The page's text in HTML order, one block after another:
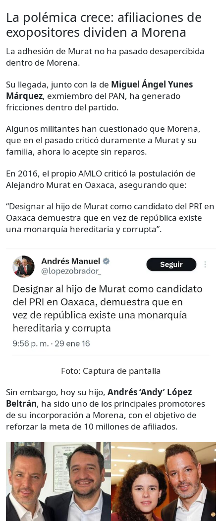
La polémica crece: afiliaciones de
exopositores dividen a Morena
La adhesión de Murat no ha pasado desapercibida
dentro de Morena.
Su llegada, junto con la de Miguel Ángel Yunes
Márquez, exmiembro del PAN, ha generado
fricciones dentro del partido.
Algunos militantes han cuestionado que Morena,
que en el pasado criticó duramente a Murat y su
familia, ahora lo acepte sin reparos.
En 2016, el propio AMLO criticó la postulación de
Alejandro Murat en Oaxaca, asegurando que:
“Designar al hijo de Murat como candidato del PRI en
Oaxaca demuestra que en vez de república existe
una monarquía hereditaria y corrupta”.
Foto: Captura de pantalla
Sin embargo, hoy su hijo, Andrés ‘Andy’ López
Beltrán, ha sido uno de los principales promotores
de su incorporación a Morena, con el objetivo de
reforzar la meta de 10 millones de afiliados.